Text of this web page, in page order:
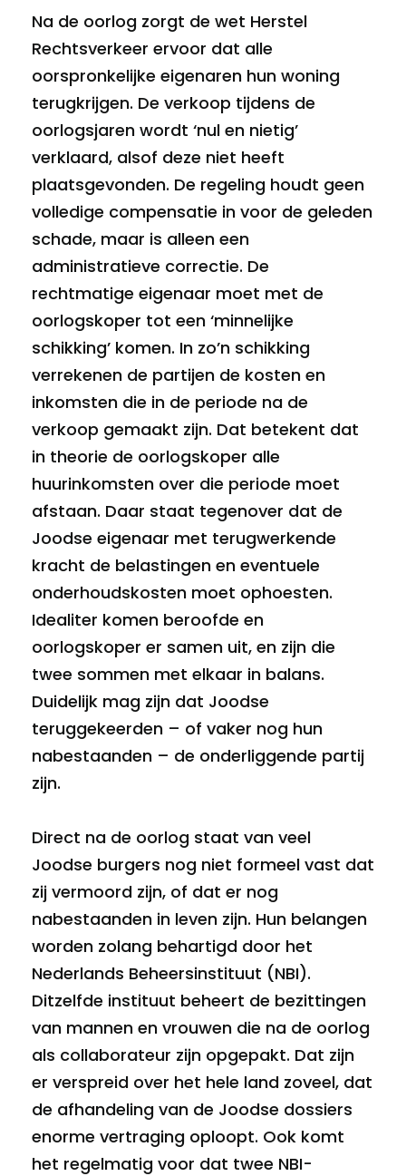
Na de oorlog zorgt de wet Herstel
Rechtsverkeer ervoor dat alle
oorspronkelijke eigenaren hun woning
terugkrijgen. De verkoop tijdens de
oorlogsjaren wordt ‘nul en nietig’
verklaard, alsof deze niet heeft
plaatsgevonden. De regeling houdt geen
volledige compensatie in voor de geleden
schade, maar is alleen een
administratieve correctie. De
rechtmatige eigenaar moet met de
oorlogskoper tot een ‘minnelijke
schikking’ komen. In zo’n schikking
verrekenen de partijen de kosten en
inkomsten die in de periode na de
verkoop gemaakt zijn. Dat betekent dat
in theorie de oorlogskoper alle
huurinkomsten over die periode moet
afstaan. Daar staat tegenover dat de
Joodse eigenaar met terugwerkende
kracht de belastingen en eventuele
onderhoudskosten moet ophoesten.
Idealiter komen beroofde en
oorlogskoper er samen uit, en zijn die
twee sommen met elkaar in balans.
Duidelijk mag zijn dat Joodse
teruggekeerden – of vaker nog hun
nabestaanden – de onderliggende partij
zijn.
Direct na de oorlog staat van veel
Joodse burgers nog niet formeel vast dat
zij vermoord zijn, of dat er nog
nabestaanden in leven zijn. Hun belangen
worden zolang behartigd door het
Nederlands Beheersinstituut (NBI).
Ditzelfde instituut beheert de bezittingen
van mannen en vrouwen die na de oorlog
als collaborateur zijn opgepakt. Dat zijn
er verspreid over het hele land zoveel, dat
de afhandeling van de Joodse dossiers
enorme vertraging oploopt. Ook komt
het regelmatig voor dat twee NBI-